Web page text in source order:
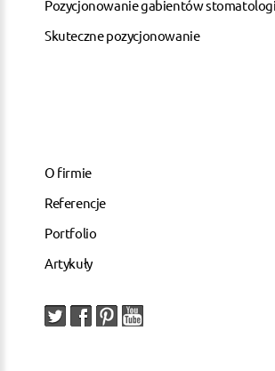
Pozycjonowanie gabientów
Skuteczne pozycjonowanie
O firmie
Referencje
Portfolio
Artykuły